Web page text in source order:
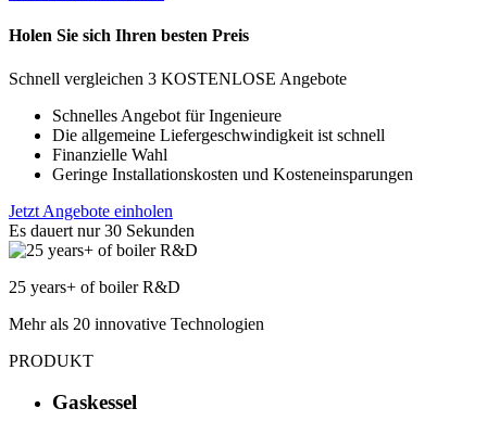
Holen Sie sich Ihren besten Preis
Schnell vergleichen 3 KOSTENLOSE Angebote
Schnelles Angebot für Ingenieure
Die allgemeine Liefergeschwindigkeit ist schnell
Finanzielle Wahl
Geringe Installationskosten und Kosteneinsparungen
Jetzt Angebote einholen
Es dauert nur 30 Sekunden
25 years+ of boiler R&D
Mehr als 20 innovative Technologien
PRODUKT
Gaskessel